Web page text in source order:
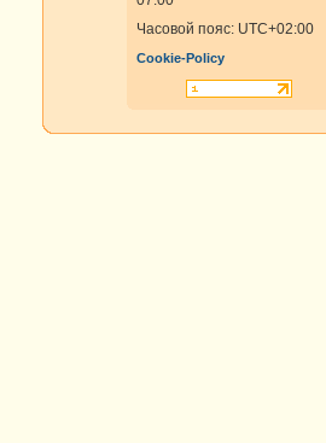
Часовой пояс: UTC+02:00
Cookie-Policy